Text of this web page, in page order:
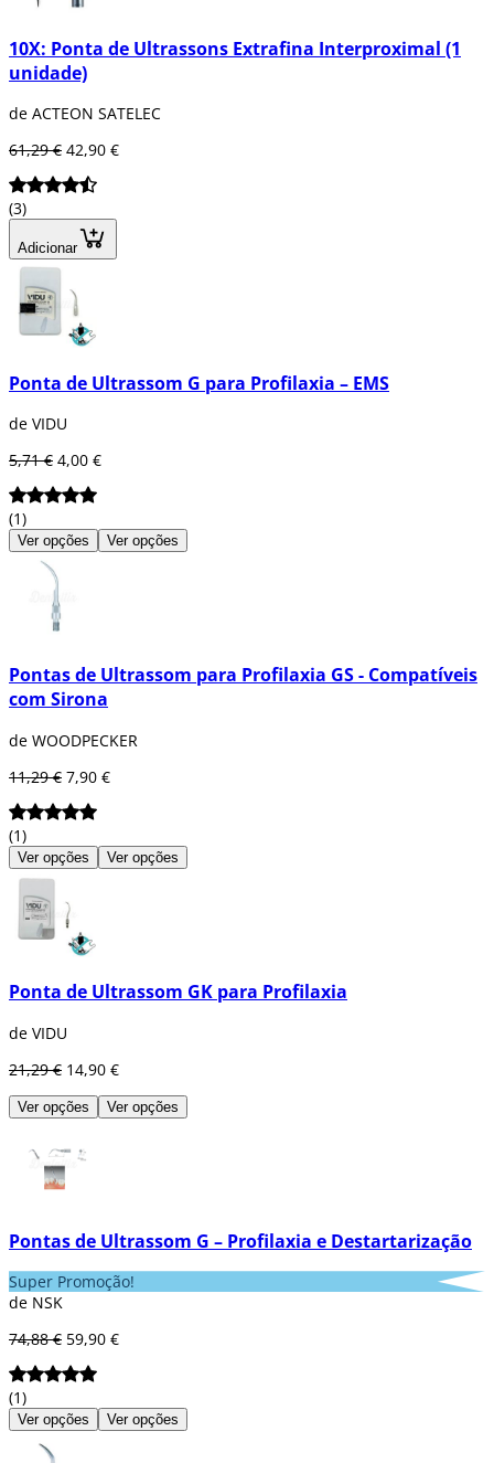
10X: Ponta de Ultrassons Extrafina Interproximal (1
unidade)
de ACTEON SATELEC
61,29 € 42,90 €
(3)
Adicionar
Ponta de Ultrassom G para Profilaxia – EMS
de VIDU
5,71 € 4,00 €
(1)
Ver opções Ver opções
Pontas de Ultrassom para Profilaxia GS - Compatíveis
com Sirona
de WOODPECKER
11,29 € 7,90 €
(1)
Ver opções Ver opções
Ponta de Ultrassom GK para Profilaxia
de VIDU
21,29 € 14,90 €
Ver opções Ver opções
Pontas de Ultrassom G – Profilaxia e Destartarização
Super Promoção!
de NSK
74,88 € 59,90 €
(1)
Ver opções Ver opções